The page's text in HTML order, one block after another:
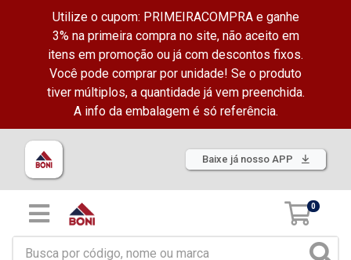
Utilize o cupom: PRIMEIRACOMPRA e ganhe
3% na primeira compra no site, não aceito em
itens em promoção ou já com descontos fixos.
Você pode comprar por unidade! Se o produto
tiver múltiplos, a quantidade já vem preenchida.
A info da embalagem é só referência.
Baixe já nosso APP
0